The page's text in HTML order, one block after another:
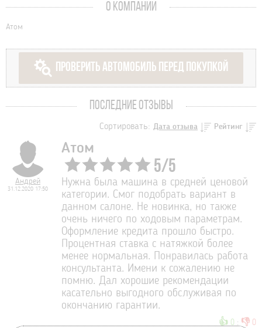
О КОМПАНИИ
Атом
ПРОВЕРИТЬ АВТОМОБИЛЬ ПЕРЕД ПОКУПКОЙ
ПОСЛЕДНИЕ ОТЗЫВЫ
Сортировать: Дата отзыва Рейтинг
Андрей
31.12.2020 17:50
Атом
5/5
Нужна была машина в средней ценовой
категории. Смог подобрать вариант в
данном салоне. Не новинка, но также
очень ничего по ходовым параметрам.
Оформление кредита прошло быстро.
Процентная ставка с натяжкой более
менее нормальная. Понравилась работа
консультанта. Имени к сожалению не
помню. Дал хорошие рекомендации
касательно выгодного обслуживая по
окончанию гарантии.
👍 : 👎